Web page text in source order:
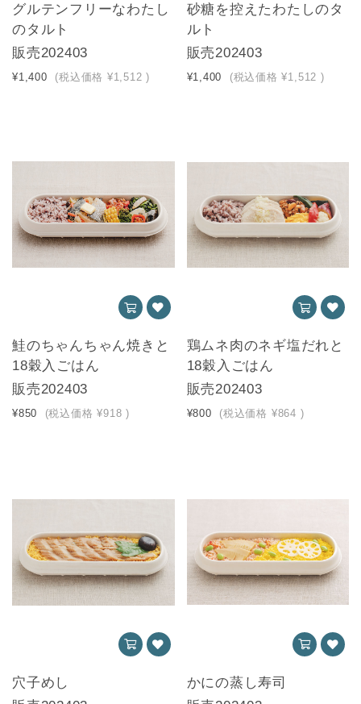
グルテンフリーなわたし
のタルト
販売202403
¥1,400 (税込価格 ¥1,512 )
砂糖を控えたわたしのタ
ルト
販売202403
¥1,400 (税込価格 ¥1,512 )
鮭のちゃんちゃん焼きと
18穀入ごはん
販売202403
¥850 (税込価格 ¥918 )
鶏ムネ肉のネギ塩だれと
18穀入ごはん
販売202403
¥800 (税込価格 ¥864 )
穴子めし
かにの蒸し寿司